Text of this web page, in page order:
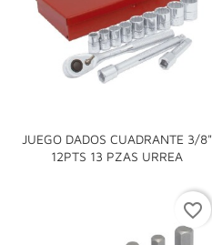
JUEGO DADOS CUADRANTE 3/8"
12PTS 13 PZAS URREA

favorite_border